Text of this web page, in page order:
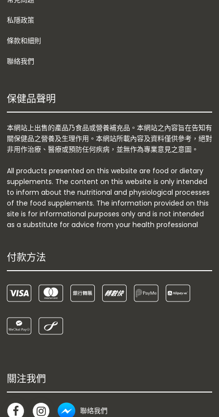
私隱政策
條款和細則
聯絡我們
保健品聲明
本網站上出售的產品乃食品或營養補充品。本網站之內容旨在告知有
關保健品之營養及生理作用。本網站所載內容及資料僅供參考，絕對
非用作治療、醫療或預防任何疾病，並無作為專業意見之意圖。
All products presented on this website are food or dietary
supplements. The content on this website is only intended
to inform about the nutritional and physiological processes
of the food supplements. The information provided on this
site is for informational purposes only and is not intended
as a substitute for advice from your health professional
付款方法
關注我們
聯絡我們